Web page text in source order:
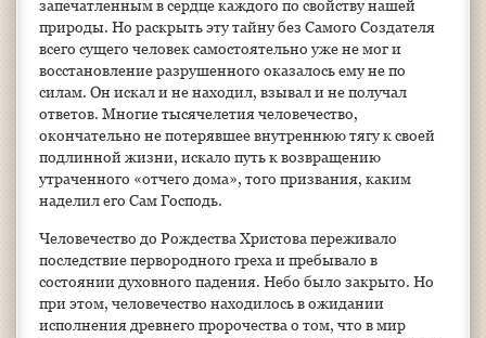
запечатленным в сердце каждого по свойству нашей
природы. Но раскрыть эту тайну без Самого Создателя
всего сущего человек самостоятельно уже не мог и
восстановление разрушенного оказалось ему не по
силам. Он искал и не находил, взывал и не получал
ответов. Многие тысячелетия человечество,
окончательно не потерявшее внутреннюю тягу к своей
подлинной жизни, искало путь к возвращению
утраченного «отчего дома», того призвания, каким
наделил его Сам Господь.
Человечество до Рождества Христова переживало
последствие первородного греха и пребывало в
состоянии духовного падения. Небо было закрыто. Но
при этом, человечество находилось в ожидании
исполнения древнего пророчества о том, что в мир